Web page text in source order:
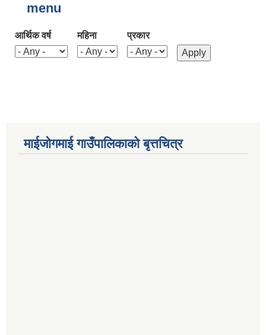
menu
आर्थिक वर्ष महिना प्रकार
माईजोगमाई गाउँपालिकाको बृत्तचित्र